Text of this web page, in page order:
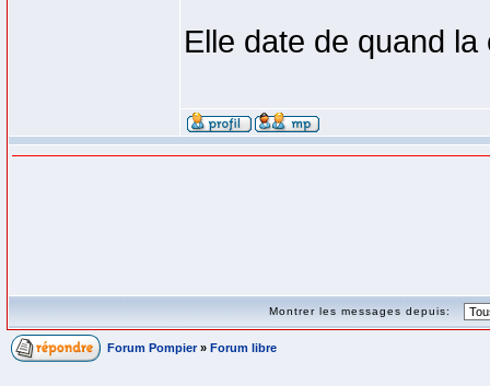
Elle date de quand
Montrer les messages depuis:
Forum Pompier » Forum libre